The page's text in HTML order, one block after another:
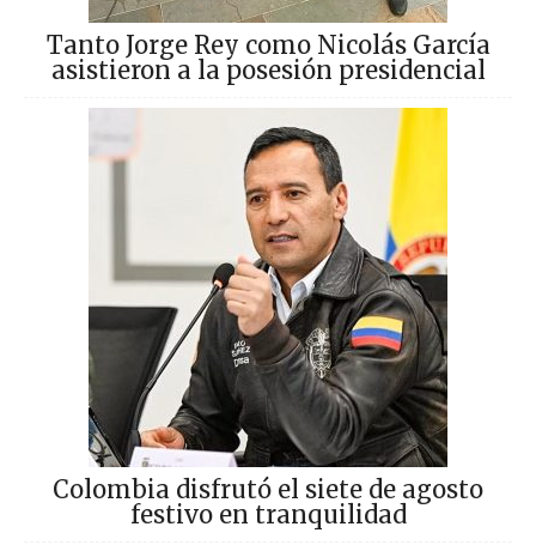
Tanto Jorge Rey como Nicolás García
asistieron a la posesión presidencial
Colombia disfrutó el siete de agosto
festivo en tranquilidad